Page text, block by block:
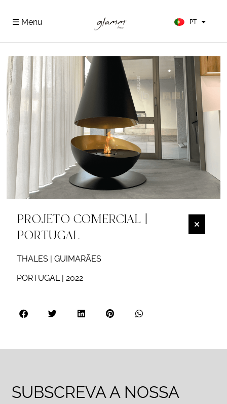
☰ Menu PT
DE
PROJETO COMERCIAL |
PORTUGAL
THALES | GUIMARÃES
PORTUGAL | 2022
SUBSCREVA A NOSSA